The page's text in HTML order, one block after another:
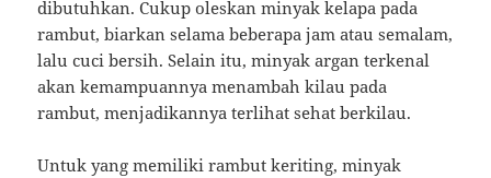
dibutuhkan. Cukup oleskan minyak kelapa pada
rambut, biarkan selama beberapa jam atau semalam,
lalu cuci bersih. Selain itu, minyak argan terkenal
akan kemampuannya menambah kilau pada
rambut, menjadikannya terlihat sehat berkilau.
Untuk yang memiliki rambut keriting, minyak